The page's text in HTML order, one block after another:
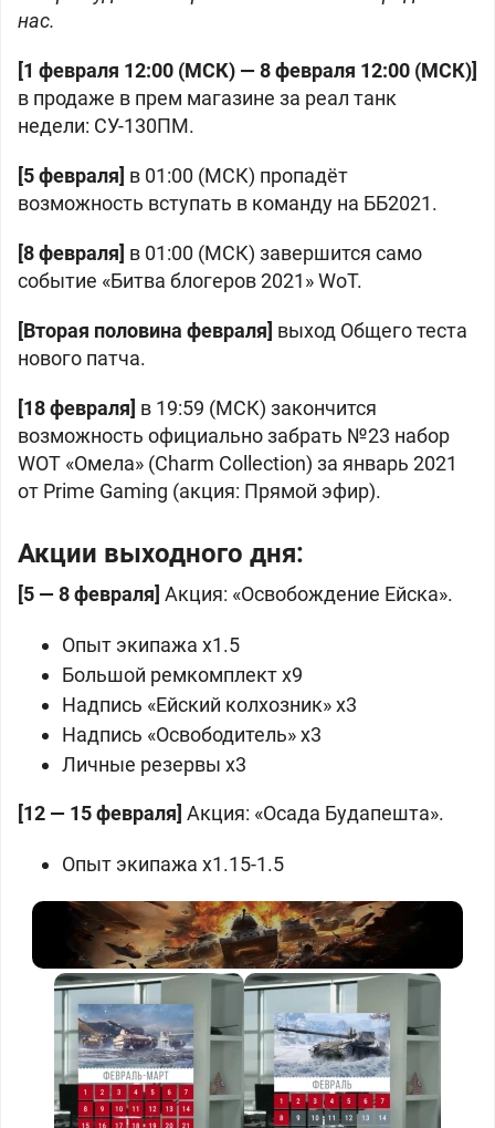
нас.
[1 февраля 12:00 (МСК) — 8 февраля 12:00 (МСК)]
в продаже в прем магазине за реал танк
недели: СУ-130ПМ.
[5 февраля] в 01:00 (МСК) пропадёт
возможность вступать в команду на ББ2021.
[8 февраля] в 01:00 (МСК) завершится само
событие «Битва блогеров 2021» WoT.
[Вторая половина февраля] выход Общего теста
нового патча.
[18 февраля] в 19:59 (МСК) закончится
возможность официально забрать №23 набор
WOT «Омела» (Charm Collection) за январь 2021
от Prime Gaming (акция: Прямой эфир).
Акции выходного дня:
[5 — 8 февраля] Акция: «Освобождение Ейска».
Опыт экипажа x1.5
Большой ремкомплект x9
Надпись «Ейский колхозник» x3
Надпись «Освободитель» x3
Личные резервы x3
[12 — 15 февраля] Акция: «Осада Будапешта».
Опыт экипажа x1.15-1.5